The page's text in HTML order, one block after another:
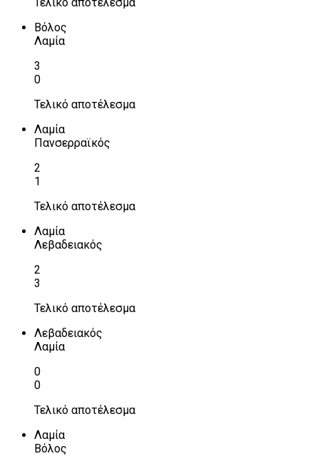
Βόλος
Λαμία
3
0
Τελικό αποτέλεσμα
Λαμία
Πανσερραϊκός
2
1
Τελικό αποτέλεσμα
Λαμία
Λεβαδειακός
2
3
Τελικό αποτέλεσμα
Λεβαδειακός
Λαμία
0
0
Τελικό αποτέλεσμα
Λαμία
Βόλος